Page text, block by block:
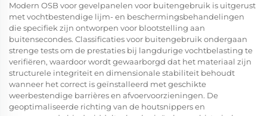
Modern OSB voor gevelpanelen voor buitengebruik is uitgerust
met vochtbestendige lijm- en beschermingsbehandelingen
die specifiek zijn ontworpen voor blootstelling aan
buitensecondes. Classificaties voor buitengebruik ondergaan
strenge tests om de prestaties bij langdurige vochtbelasting te
verifiëren, waardoor wordt gewaarborgd dat het materiaal zijn
structurele integriteit en dimensionale stabiliteit behoudt
wanneer het correct is geïnstalleerd met geschikte
weerbestendige barrières en afvoervoorzieningen. De
geoptimaliseerde richting van de houtsnippers en